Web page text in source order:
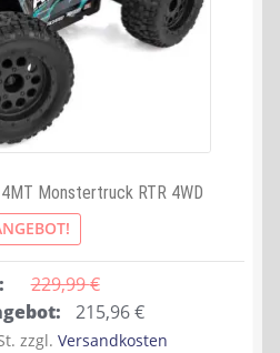
Monstertruck RTR 4WD
229,99 €
215,96€Aktueller
Preis
zzgl. Versandkosten